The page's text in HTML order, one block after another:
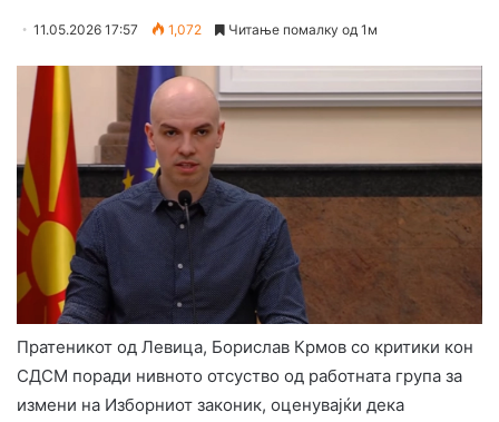
11.05.2026 17:57 1,072 Читање помалку од 1м
Пратеникот од Левица, Борислав Крмов со критики кон
СДСМ поради нивното отсуство од работната група за
измени на Изборниот законик, оценувајќи дека